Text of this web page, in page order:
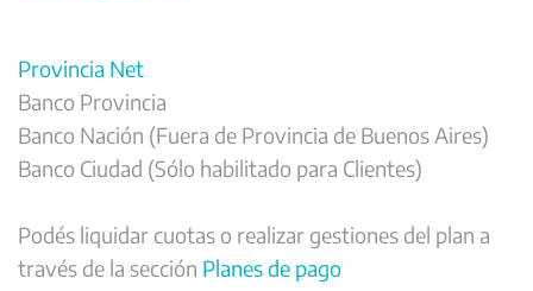
Provincia Net
Banco Provincia
Banco Nación (Fuera de Provincia de Buenos Aires)
Banco Ciudad (Sólo habilitado para Clientes)
Podés liquidar cuotas o realizar gestiones del plan a
través de la sección Planes de pago